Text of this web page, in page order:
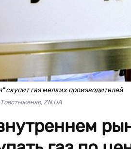
скупит газ мелких производителей
ZN.UA